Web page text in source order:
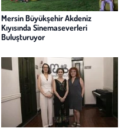
Mersin Büyükşehir Akdeniz
Kıyısında Sinemaseverleri
Buluşturuyor